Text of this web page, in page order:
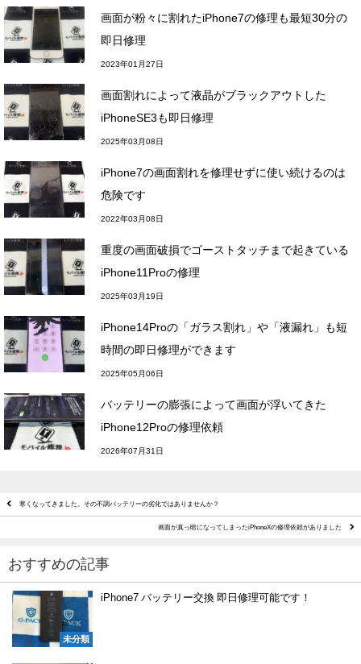
画面が粉々に割れたiPhone7の修理も最短30分の
即日修理
2023年01月27日
画面割れによって液晶がブラックアウトした
iPhoneSE3も即日修理
2025年03月08日
iPhone7の画面割れを修理せずに使い続けるのは
危険です
2022年03月08日
重度の画面破損でゴーストタッチまで起きている
iPhone11Proの修理
2025年03月19日
iPhone14Proの「ガラス割れ」や「液漏れ」も短
時間の即日修理ができます
2025年05月06日
バッテリーの膨張によって画面が浮いてきた
iPhone12Proの修理依頼
2026年07月31日
寒くなってきました。その不調バッテリーの劣化ではありませんか？
画面が真っ暗になってしまったiPhoneXの修理依頼がありました
おすすめの記事
未分類
iPhone7 バッテリー交換 即日修理可能です！